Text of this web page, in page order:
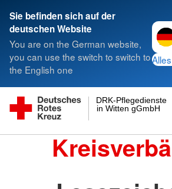
Sie befinden sich auf der
deutschen Website
You are on the German website,
you can use the switch to switch to
the English one
in Witten gGmbH
DRK-Pflegedienste